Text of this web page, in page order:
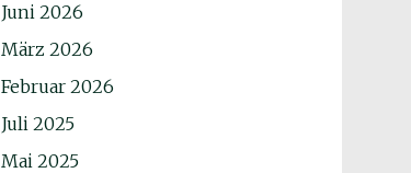
Juni 2026
März 2026
Februar 2026
Juli 2025
Mai 2025